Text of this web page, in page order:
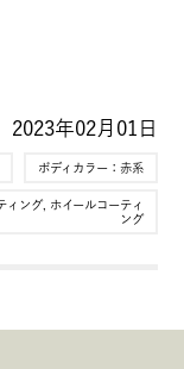
2023年02月01日
ボディカラー： 赤系
ィング, ホイールコーティ
ング